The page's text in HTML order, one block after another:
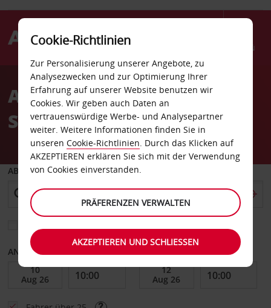
Menü
AvisAutovermietung
Sarreguemines
ABHOLEN VON
ANFANGSDATUM
Cookie-Richtlinien
Zur Personalisierung unserer Angebote, zu
Analysezwecken und zur Optimierung Ihrer
Erfahrung auf unserer Website benutzen wir
Cookies. Wir geben auch Daten an
vertrauenswürdige Werbe- und Analysepartner
weiter. Weitere Informationen finden Sie in
unseren Cookie-Richtlinien. Durch das Klicken auf
AKZEPTIEREN erklären Sie sich mit der Verwendung
von Cookies einverstanden.
PRÄFERENZEN VERWALTEN
AKZEPTIEREN UND SCHLIESSEN